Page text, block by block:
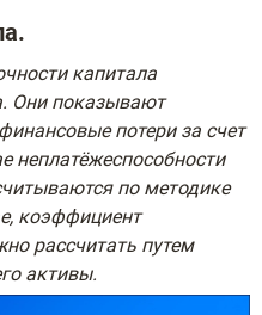
капитала
Они показывают
потери за счет
неплатёжеспособности
по методике
коэффициент
рассчитать путем
активы.